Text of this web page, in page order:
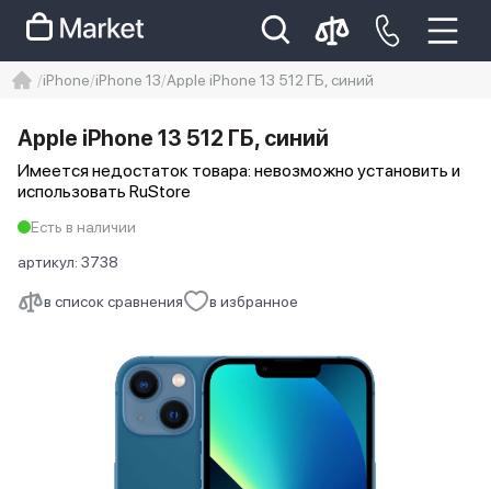
Iphone 14 pro max
айфон 14
iPhone iPhone 13 Apple iPhone 13 512 ГБ, синий
в список сравнения в избранное
Apple iPhone 13 512 ГБ, синий
Имеется недостаток товара: невозможно установить и
использовать RuStore
Есть в наличии
артикул: 3738